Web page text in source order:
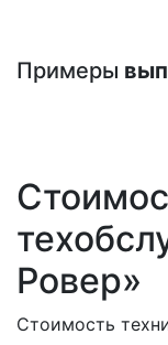
Примеры
Ровер»
Стоимость